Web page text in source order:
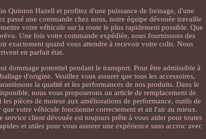
Quinton Hazell et profitez d'une puissance de freinage, d'une
passé une commande chez nous, notre équipe dévouée travaille
votre véhicule sur la route le plus rapidement possible. Que
Une fois votre commande expédiée, nous fournissons des
exactement quand vous attendre à recevoir votre colis. Nous
en parfait état.
dommage potentiel pendant le transport. Pour être admissible à
d'origine. Veuillez vous assurer que tous les accessoires,
la qualité et les performances de nos produits. Dans le
nous vous proposerons un article de remplacement de
pièces de moteur aux améliorations de performance, outils de
votre véhicule fonctionne correctement et ait l'air au mieux.
client dévouée est toujours prête à vous aider pour toutes
et utiles pour vous assurer une expérience sans accroc avec